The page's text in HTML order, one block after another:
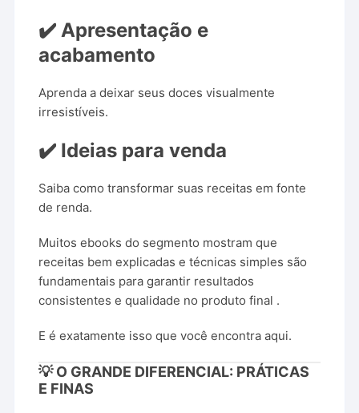
✔️ Apresentação e
acabamento
Aprenda a deixar seus doces visualmente
irresistíveis.
✔️ Ideias para venda
Saiba como transformar suas receitas em fonte
de renda.
Muitos ebooks do segmento mostram que
receitas bem explicadas e técnicas simples são
fundamentais para garantir resultados
consistentes e qualidade no produto final .
E é exatamente isso que você encontra aqui.
💡 O GRANDE DIFERENCIAL: PRÁTICAS
E FINAS